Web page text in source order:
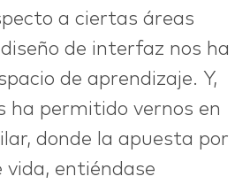
a ciertas áreas
de interfaz nos ha
de aprendizaje. Y,
ha permitido vernos en
donde la apuesta por
vida, entiéndase